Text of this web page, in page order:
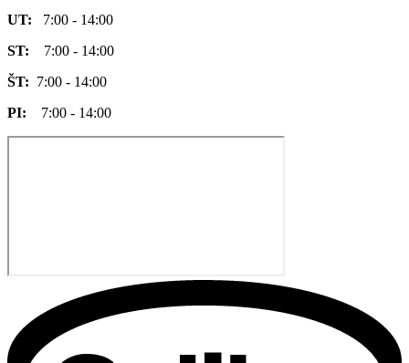
UT:
7:00 - 14:00
ST:
7:00 - 14:00
ŠT: 7:00 - 14:00
PI: 7:00 - 14:00